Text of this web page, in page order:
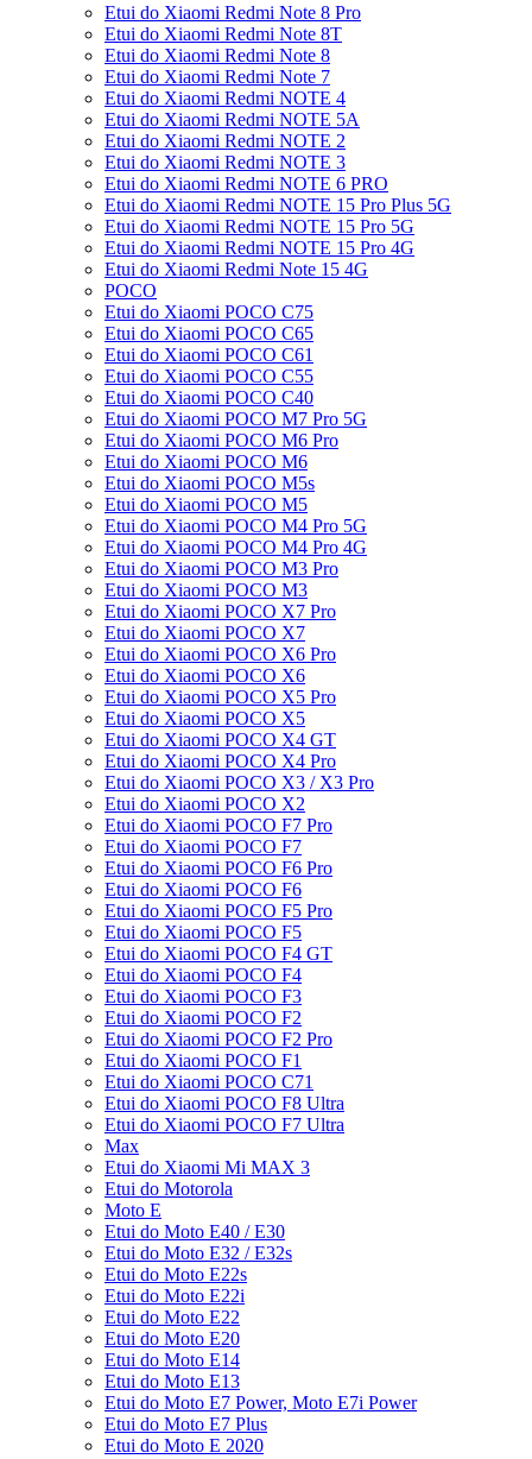
Etui do Xiaomi Redmi Note 8 Pro
Etui do Xiaomi Redmi Note 8T
Etui do Xiaomi Redmi Note 8
Etui do Xiaomi Redmi Note 7
Etui do Xiaomi Redmi NOTE 4
Etui do Xiaomi Redmi NOTE 5A
Etui do Xiaomi Redmi NOTE 2
Etui do Xiaomi Redmi NOTE 3
Etui do Xiaomi Redmi NOTE 6 PRO
Etui do Xiaomi Redmi NOTE 15 Pro Plus 5G
Etui do Xiaomi Redmi NOTE 15 Pro 5G
Etui do Xiaomi Redmi NOTE 15 Pro 4G
Etui do Xiaomi Redmi Note 15 4G
POCO
Etui do Xiaomi POCO C75
Etui do Xiaomi POCO C65
Etui do Xiaomi POCO C61
Etui do Xiaomi POCO C55
Etui do Xiaomi POCO C40
Etui do Xiaomi POCO M7 Pro 5G
Etui do Xiaomi POCO M6 Pro
Etui do Xiaomi POCO M6
Etui do Xiaomi POCO M5s
Etui do Xiaomi POCO M5
Etui do Xiaomi POCO M4 Pro 5G
Etui do Xiaomi POCO M4 Pro 4G
Etui do Xiaomi POCO M3 Pro
Etui do Xiaomi POCO M3
Etui do Xiaomi POCO X7 Pro
Etui do Xiaomi POCO X7
Etui do Xiaomi POCO X6 Pro
Etui do Xiaomi POCO X6
Etui do Xiaomi POCO X5 Pro
Etui do Xiaomi POCO X5
Etui do Xiaomi POCO X4 GT
Etui do Xiaomi POCO X4 Pro
Etui do Xiaomi POCO X3 / X3 Pro
Etui do Xiaomi POCO X2
Etui do Xiaomi POCO F7 Pro
Etui do Xiaomi POCO F7
Etui do Xiaomi POCO F6 Pro
Etui do Xiaomi POCO F6
Etui do Xiaomi POCO F5 Pro
Etui do Xiaomi POCO F5
Etui do Xiaomi POCO F4 GT
Etui do Xiaomi POCO F4
Etui do Xiaomi POCO F3
Etui do Xiaomi POCO F2
Etui do Xiaomi POCO F2 Pro
Etui do Xiaomi POCO F1
Etui do Xiaomi POCO C71
Etui do Xiaomi POCO F8 Ultra
Etui do Xiaomi POCO F7 Ultra
Max
Etui do Xiaomi Mi MAX 3
Etui do Motorola
Moto E
Etui do Moto E40 / E30
Etui do Moto E32 / E32s
Etui do Moto E22s
Etui do Moto E22i
Etui do Moto E22
Etui do Moto E20
Etui do Moto E14
Etui do Moto E13
Etui do Moto E7 Power, Moto E7i Power
Etui do Moto E7 Plus
Etui do Moto E 2020